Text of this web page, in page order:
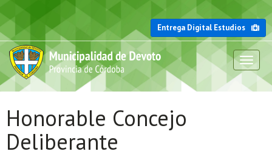
Entrega Digital Estudios
Honorable Concejo
Deliberante